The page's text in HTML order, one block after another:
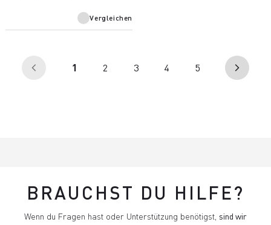
Vergleichen
arrow_back_ios 1 (aktuell)
2 3 4 5 arrow_forward_ios
BRAUCHST DU HILFE?
Wenn du Fragen hast oder Unterstützung benötigst, sind wir